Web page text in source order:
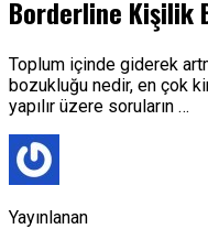
Borderline Kişilik
Toplum içinde giderek
bozukluğu nedir, en çok
yapılır üzere soruların …
Yayınlanan